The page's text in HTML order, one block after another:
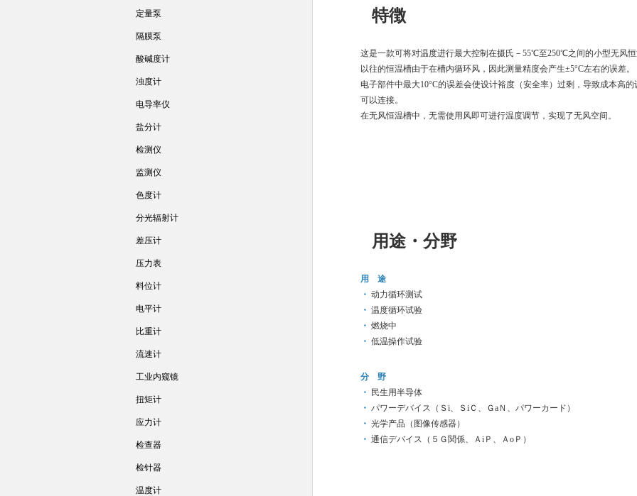
特徴
这是一款可将对温度进行最大控制在摄氏－55℃至250℃之间的小型无风恒
以往的恒温槽由于在槽内循环风，因此测量精度会产生±5°C左右的误差。
电子部件中最大10°C的误差会使设计裕度（安全率）过剩，导致成本高的
可以连接。
在无风恒温槽中，无需使用风即可进行温度调节，实现了无风空间。
用途・分野
用 途
・ 动力循环测试
・ 温度循环试验
・ 燃烧中
・ 低温操作试验
分 野
・
民生用半导体
・ パワーデバイス（Ｓi、ＳiＣ、ＧaＮ、パワーカード）
・ 光学产品（图像传感器）
・ 通信デバイス（５Ｇ関係、ＡiＰ、ＡoＰ）
定量泵
隔膜泵
酸碱度计
浊度计
电导率仪
盐分计
检测仪
监测仪
色度计
分光辐射计
差压计
压力表
料位计
电平计
比重计
流速计
工业内窥镜
扭矩计
应力计
检查器
检针器
温度计